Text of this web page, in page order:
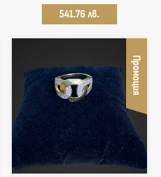
541.76 лв.
Промоция